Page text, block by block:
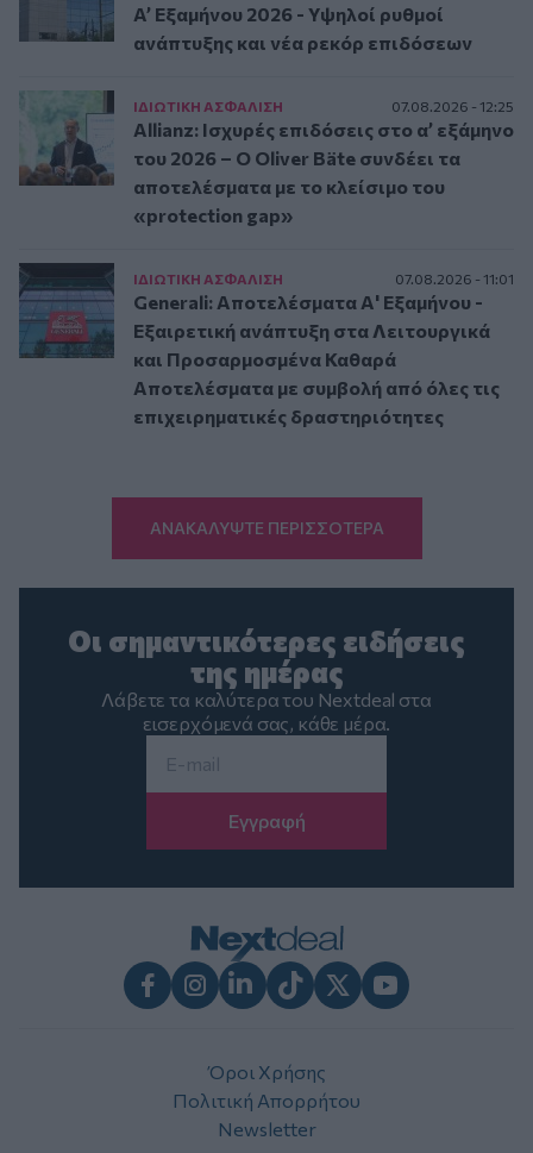
A’ Εξαμήνου 2026 - Υψηλοί ρυθμοί
ανάπτυξης και νέα ρεκόρ επιδόσεων
ΙΔΙΩΤΙΚΗ ΑΣΦAΛΙΣΗ 07.08.2026 - 12:25
Allianz: Ισχυρές επιδόσεις στο α’ εξάμηνο
του 2026 – Ο Oliver Bäte συνδέει τα
αποτελέσματα με το κλείσιμο του
«protection gap»
ΙΔΙΩΤΙΚΗ ΑΣΦAΛΙΣΗ 07.08.2026 - 11:01
Generali: Αποτελέσματα Α' Εξαμήνου -
Εξαιρετική ανάπτυξη στα Λειτουργικά
και Προσαρμοσμένα Καθαρά
Αποτελέσματα με συμβολή από όλες τις
επιχειρηματικές δραστηριότητες
ΑΝΑΚΑΛΥΨΤΕ ΠΕΡΙΣΣΟΤΕΡΑ
Οι σημαντικότερες ειδήσεις
της ημέρας
Λάβετε τα καλύτερα του Nextdeal στα
εισερχόμενά σας, κάθε μέρα.
Όροι Χρήσης
Πολιτική Απορρήτου
Newsletter